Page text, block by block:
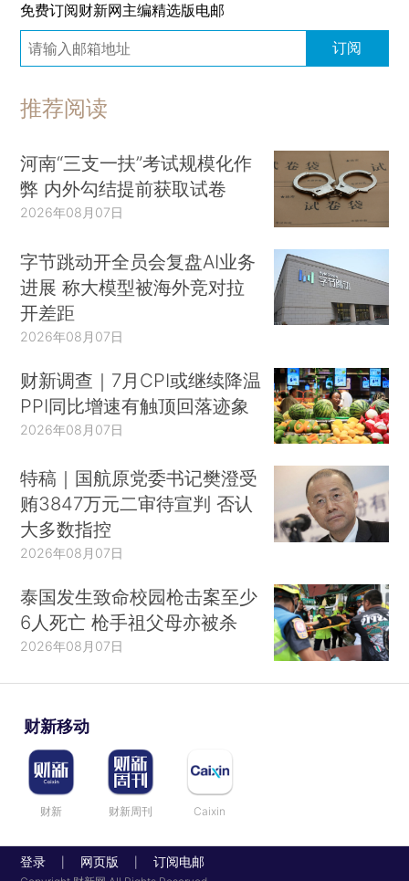
免费订阅财新网主编精选版电邮
订阅
推荐阅读
河南“三支一扶”考试规模化作
弊 内外勾结提前获取试卷
2026年08月07日
字节跳动开全员会复盘AI业务
进展 称大模型被海外竞对拉
开差距
2026年08月07日
财新调查｜7月CPI或继续降温
PPI同比增速有触顶回落迹象
2026年08月07日
特稿｜国航原党委书记樊澄受
贿3847万元二审待宣判 否认
大多数指控
2026年08月07日
泰国发生致命校园枪击案至少
6人死亡 枪手祖父母亦被杀
2026年08月07日
财新移动
财新 财新周刊 Caixin
登录 网页版 订阅电邮